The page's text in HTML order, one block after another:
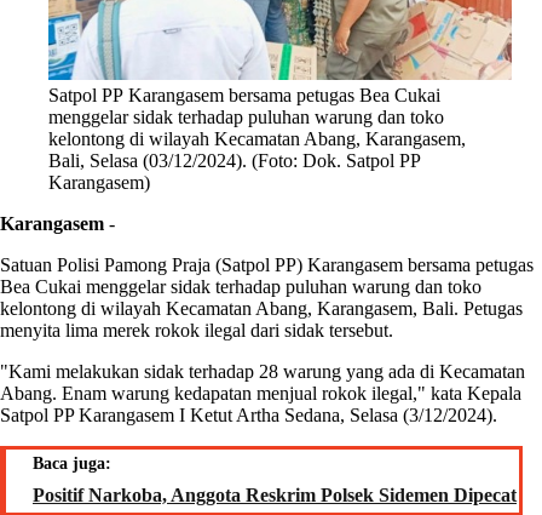
Satpol PP Karangasem bersama petugas Bea Cukai
menggelar sidak terhadap puluhan warung dan toko
kelontong di wilayah Kecamatan Abang, Karangasem,
Bali, Selasa (03/12/2024). (Foto: Dok. Satpol PP
Karangasem)
Karangasem -
Satuan Polisi Pamong Praja (Satpol PP) Karangasem bersama petugas
Bea Cukai menggelar sidak terhadap puluhan warung dan toko
kelontong di wilayah Kecamatan Abang, Karangasem, Bali. Petugas
menyita lima merek rokok ilegal dari sidak tersebut.
"Kami melakukan sidak terhadap 28 warung yang ada di Kecamatan
Abang. Enam warung kedapatan menjual rokok ilegal," kata Kepala
Satpol PP Karangasem I Ketut Artha Sedana, Selasa (3/12/2024).
Baca juga:
Positif Narkoba, Anggota Reskrim Polsek Sidemen Dipecat